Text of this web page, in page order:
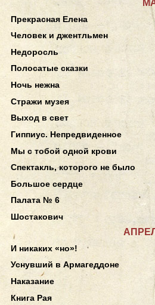
Прекрасная Елена
Человек и джентльмен
Недоросль
Полосатые сказки
Ночь нежна
Стражи музея
Выход в свет
Гиппиус. Непредвиденное
Мы с тобой одной крови
Спектакль, которого не было
Большое сердце
Палата № 6
Шостакович
И никаких «но»!
Уснувший в Армагеддоне
Наказание
Книга Рая